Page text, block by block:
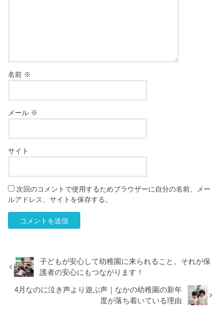
名前 ※
メール ※
サイト
次回のコメントで使用するためブラウザーに自分の名前、メー
ルアドレス、サイトを保存する。
子どもが安心して幼稚園に来られること。それが保
護者の安心にもつながります！
4月なのに泣き声より遊ぶ声｜なかの幼稚園の新年
度が落ち着いている理由